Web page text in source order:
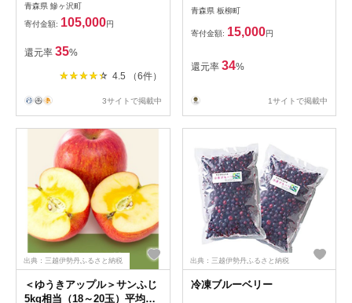
青森県 鰺ヶ沢町
寄付金額: 105,000円
還元率 35%
4.5 （6件）
3サイトで掲載中
青森県 板柳町
寄付金額: 15,000円
還元率 34%
1サイトで掲載中
出典：三越伊勢丹ふるさと納税
＜ゆうきアップル＞サンふじ
5kg相当（18～20玉）平均糖
出典：三越伊勢丹ふるさと納税
冷凍ブルーベリー